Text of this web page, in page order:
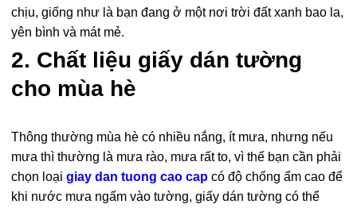
chịu, giống như là bạn đang ở một nơi trời đất xanh bao la,
yên bình và mát mẻ.
2. Chất liệu giấy dán tường
cho mùa hè
Thông thường mùa hè có nhiều nắng, ít mưa, nhưng nếu
mưa thì thường là mưa rào, mưa rất to, vì thế bạn cần phải
chọn loạigiay dan tuong cao cap có độ chống ẩm cao để
khi nước mưa ngấm vào tường, giấy dán tường có thể